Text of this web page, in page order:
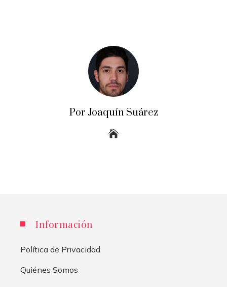
Por Joaquín Suárez
Información
Política de Privacidad
Quiénes Somos